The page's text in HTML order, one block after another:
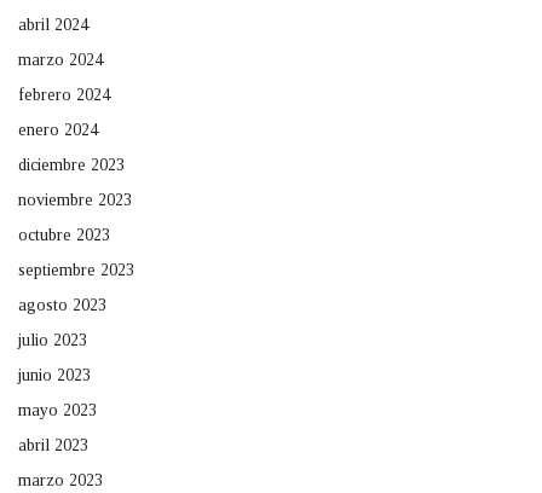
abril 2024
marzo 2024
febrero 2024
enero 2024
diciembre 2023
noviembre 2023
octubre 2023
septiembre 2023
agosto 2023
julio 2023
junio 2023
mayo 2023
abril 2023
marzo 2023